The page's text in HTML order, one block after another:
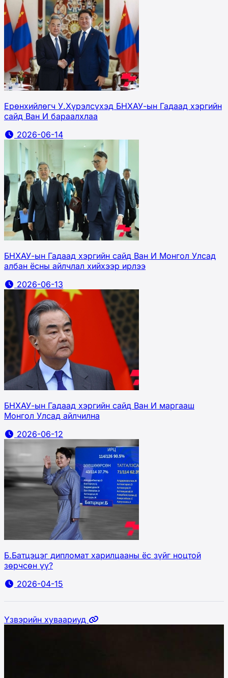
Ерөнхийлөгч У.Хүрэлсүхэд БНХАУ-ын Гадаад хэргийн
сайд Ван И бараалхлаа
2026-06-14
БНХАУ-ын Гадаад хэргийн сайд Ван И Монгол Улсад
албан ёсны айлчлал хийхээр ирлээ
2026-06-13
БНХАУ-ын Гадаад хэргийн сайд Ван И маргааш
Монгол Улсад айлчилна
2026-06-12
Б.Батцэцэг дипломат харилцааны ёс зүйг ноцтой
зөрчсөн үү?
2026-04-15
Үзвэрийн хуваариуд